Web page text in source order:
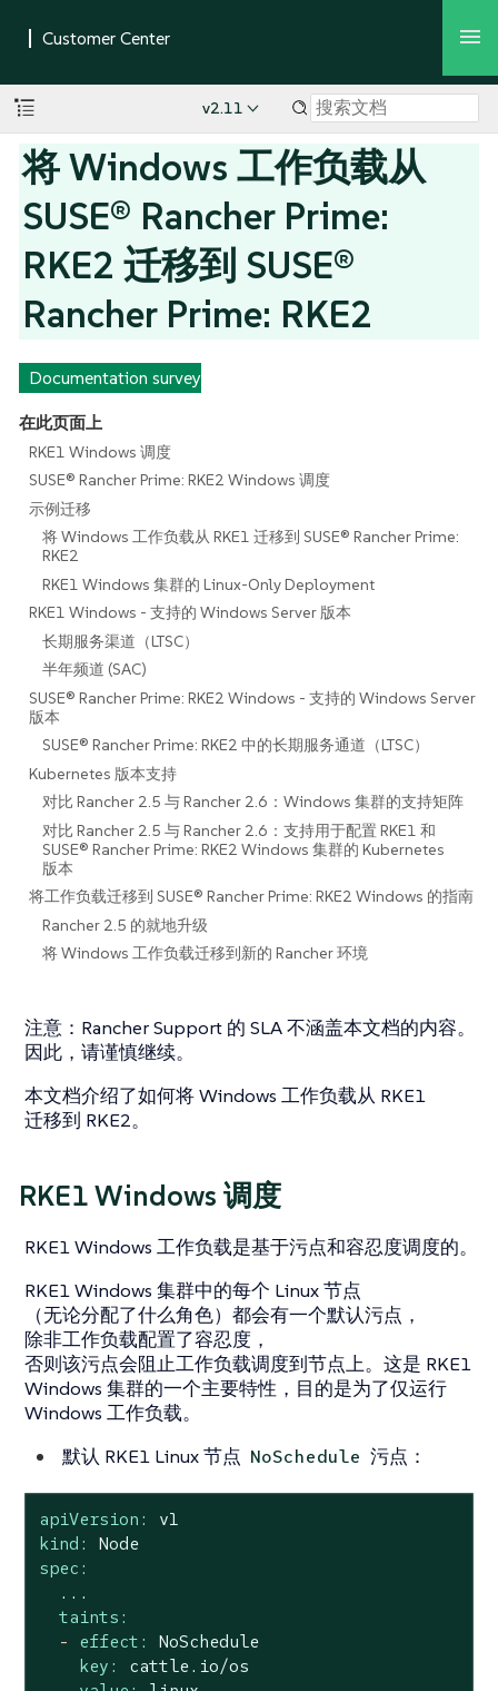
v2.11
将 Windows 工作负载从
SUSE® Rancher Prime:
RKE2 迁移到 SUSE®
Rancher Prime: RKE2
Documentation survey
在此页面上
RKE1 Windows 调度
SUSE® Rancher Prime: RKE2 Windows 调度
示例迁移
将 Windows 工作负载从 RKE1 迁移到 SUSE® Rancher Prime:
RKE2
RKE1 Windows 集群的 Linux-Only Deployment
RKE1 Windows - 支持的 Windows Server 版本
长期服务渠道（LTSC）
半年频道 (SAC)
SUSE® Rancher Prime: RKE2 Windows - 支持的 Windows Server
版本
SUSE® Rancher Prime: RKE2 中的长期服务通道（LTSC）
Kubernetes 版本支持
对比 Rancher 2.5 与 Rancher 2.6：Windows 集群的支持矩阵
对比 Rancher 2.5 与 Rancher 2.6：支持用于配置 RKE1 和
SUSE® Rancher Prime: RKE2 Windows 集群的 Kubernetes
版本
将工作负载迁移到 SUSE® Rancher Prime: RKE2 Windows 的指南
Rancher 2.5 的就地升级
将 Windows 工作负载迁移到新的 Rancher 环境
注意 ：Rancher Support 的 SLA 不涵盖本文档的内容。
因此，请谨慎继续。
本文档介绍了如何将 Windows 工作负载从 RKE1
迁移到 RKE2。
RKE1 Windows 调度
RKE1 Windows 工作负载是基于污点和容忍度调度的。
RKE1 Windows 集群中的每个 Linux 节点
（无论分配了什么角色）都会有一个默认污点，
除非工作负载配置了容忍度，
否则该污点会阻止工作负载调度到节点上。这是 RKE1
Windows 集群的一个主要特性，目的是为了仅运行
Windows 工作负载。
默认 RKE1 Linux 节点 NoSchedule 污点：
apiVersion:
v1
kind:
Node
spec:
...
taints:
-
effect:
NoSchedule
key:
cattle.io/os